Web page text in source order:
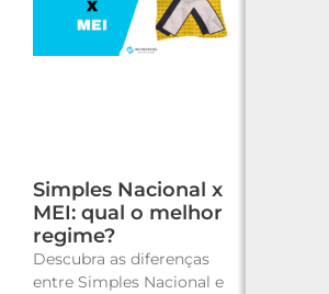
Simples Nacional x
MEI: qual o melhor
regime?
Descubra as diferenças
entre Simples Nacional e